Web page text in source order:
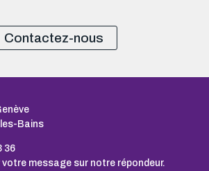
Contactez-nous
Bains
36
votre message sur notre répondeur.